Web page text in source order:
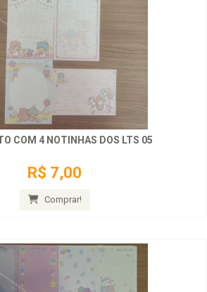
COM 4 NOTINHAS DOS LTS 05
R$ 7,00
Comprar!